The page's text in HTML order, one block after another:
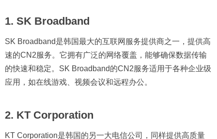
1. SK Broadband
SK Broadband是韩国最大的互联网服务提供商之一，提供高
速的CN2服务。它拥有广泛的网络覆盖，能够确保数据传输
的快速和稳定。SK Broadband的CN2服务适用于各种企业级
应用，如在线游戏、视频会议和远程办公。
2. KT Corporation
KT Corporation是韩国的另一大电信公司，同样提供高质量